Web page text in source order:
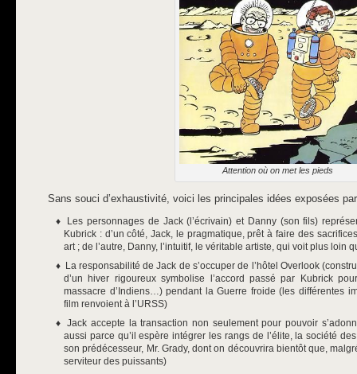
Attention où on met les pieds
Sans souci d’exhaustivité, voici les principales idées exposées
Les personnages de Jack (l’écrivain) et Danny (son fils)
Kubrick : d’un côté, Jack, le pragmatique, prêt à faire des
art ; de l’autre, Danny, l’intuitif, le véritable artiste, qui voit plus loin
La responsabilité de Jack de s’occuper de l’hôtel Overlook
d’un hiver rigoureux symbolise l’accord passé par Kubrick
massacre d’Indiens…) pendant la Guerre froide (les différentes
film renvoient à l’URSS)
Jack accepte la transaction non seulement pour pouvoir
aussi parce qu’il espère intégrer les rangs de l’élite, la société
son prédécesseur, Mr. Grady, dont on découvrira bientôt que,
serviteur des puissants)